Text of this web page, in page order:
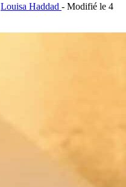
Louisa Haddad - Modifié le 4